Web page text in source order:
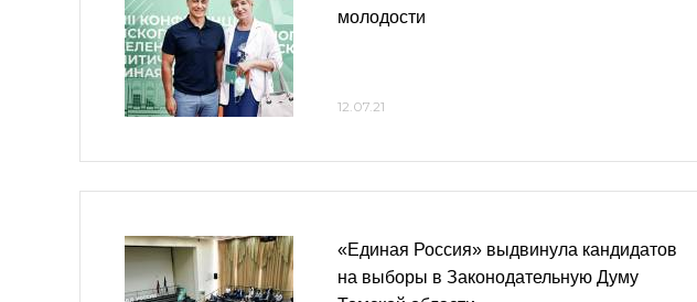
молодости
12.07.21
«Единая Россия» выдвинула кандидатов
на выборы в Законодательную Думу